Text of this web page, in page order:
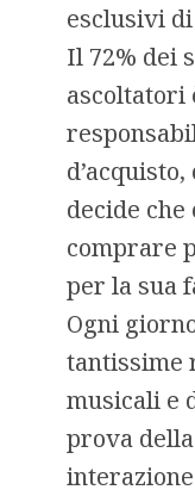
esclusivi
Il 72% dei
ascoltatori
d’acquisto,
decide che
comprare
per la sua
Ogni
tantissime
musicali e
prova